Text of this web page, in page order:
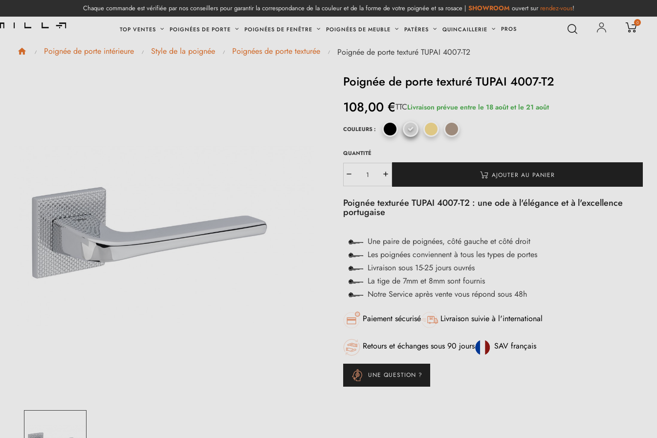
Chaque commande est vérifiée par nos conseillers pour garantir la correspondance de la couleur et de la forme de votre poignée et sa rosace | SHOWROOM ouvert sur rendez-vous!
TOP VENTES POIGNÉES DE PORTE POIGNÉES DE FENÊTRE POIGNÉES DE MEUBLE PATÈRES QUINCAILLERIE PROS
0
Poignée de porte intérieure Style de la poignée Poignées de porte texturée Poignée de porte texturé TUPAI 4007-T2
Poignée de porte texturé TUPAI 4007-T2
108,00 €TTCLivraison prévue entre le 18 août et le 21 août
COULEURS :
QUANTITÉ
AJOUTER AU PANIER
Poignée texturée TUPAI 4007-T2 : une ode à l'élégance et à l'excellence
portugaise
Une paire de poignées, côté gauche et côté droit
Les poignées conviennent à tous les types de portes
Livraison sous 15-25 jours ouvrés
La tige de 7mm et 8mm sont fournis
Notre Service après vente vous répond sous 48h
Paiement sécurisé Livraison suivie à l'international
Retours et échanges sous 90 jours SAV français
UNE QUESTION ?